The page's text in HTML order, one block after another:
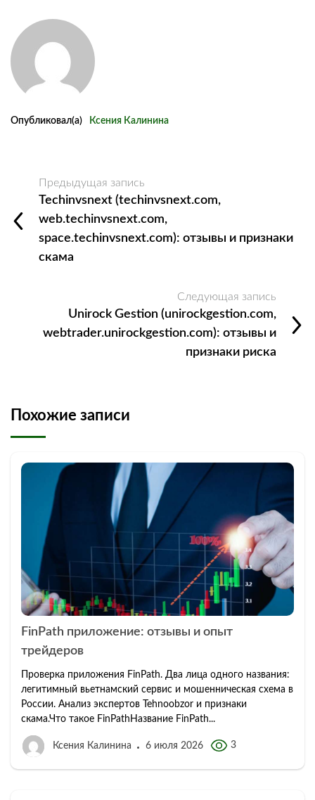
Опубликовал(а) Ксения Калинина
Предыдущая запись
Techinvsnext (techinvsnext.com,
web.techinvsnext.com,
space.techinvsnext.com): отзывы и признаки
скама
Следующая запись
Unirock Gestion (unirockgestion.com,
webtrader.unirockgestion.com): отзывы и
признаки риска
Похожие записи
FinPath приложение: отзывы и опыт
трейдеров
Проверка приложения FinPath. Два лица одного названия:
легитимный вьетнамский сервис и мошенническая схема в
России. Анализ экспертов Tehnoobzor и признаки
скама.Что такое FinPathНазвание FinPath...
Ксения Калинина 6 июля 2026 3